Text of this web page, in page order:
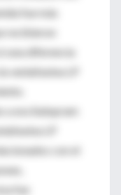
fue más
recibieron
una diferencia
venlafaxina LP
a escitalopram
LP
con el
fue